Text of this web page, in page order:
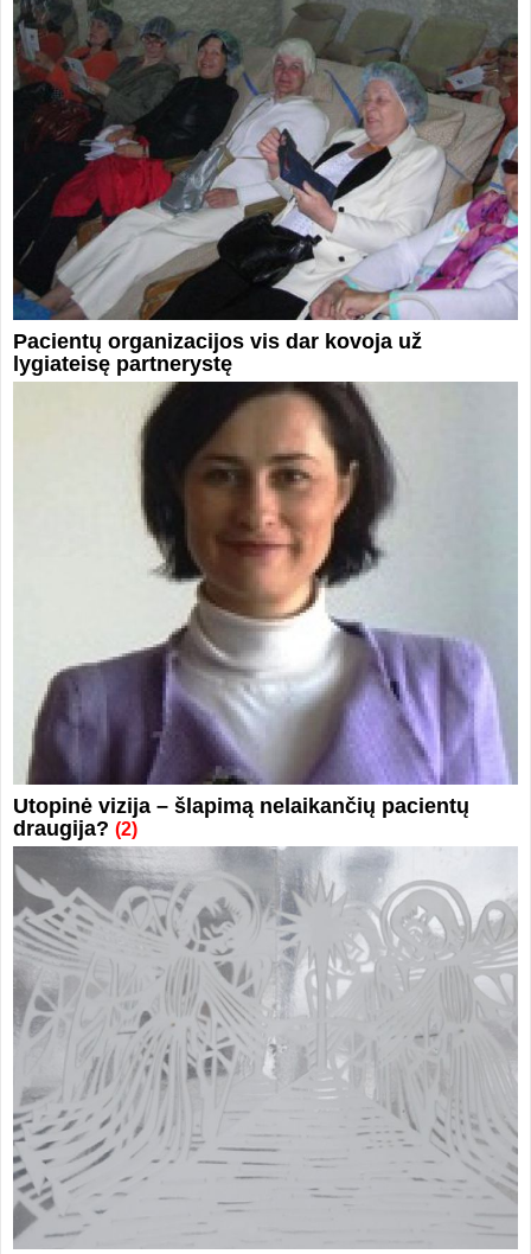
Pacientų organizacijos vis dar kovoja už
lygiateisę partnerystę
Utopinė vizija – šlapimą nelaikančių pacientų
draugija? (2)